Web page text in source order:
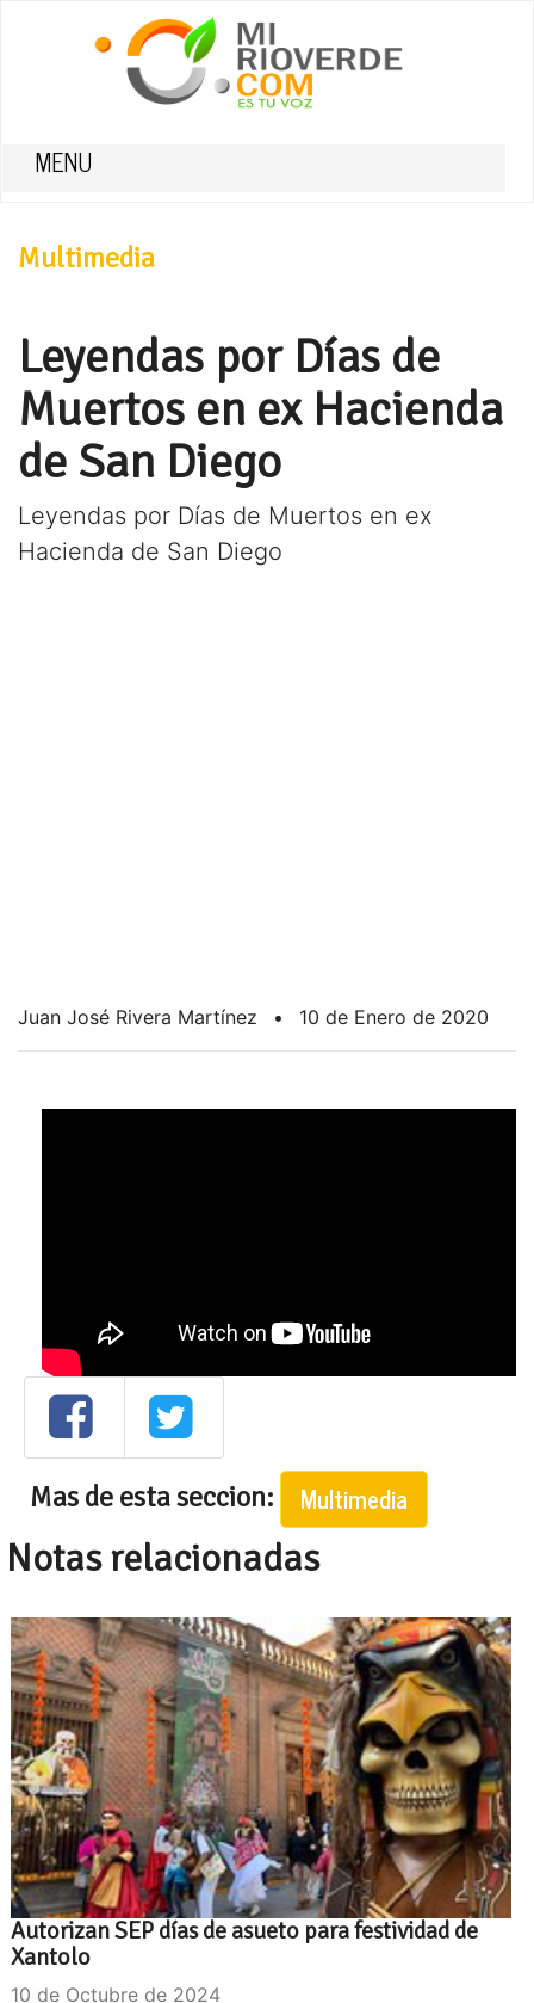
MENU
Multimedia
Leyendas por Días de
Muertos en ex Hacienda
de San Diego
Leyendas por Días de Muertos en ex
Hacienda de San Diego
Juan José Rivera Martínez • 10 de Enero de 2020
Mas de esta seccion: Multimedia
Notas relacionadas
Autorizan SEP días de asueto para festividad de
Xantolo
10 de Octubre de 2024